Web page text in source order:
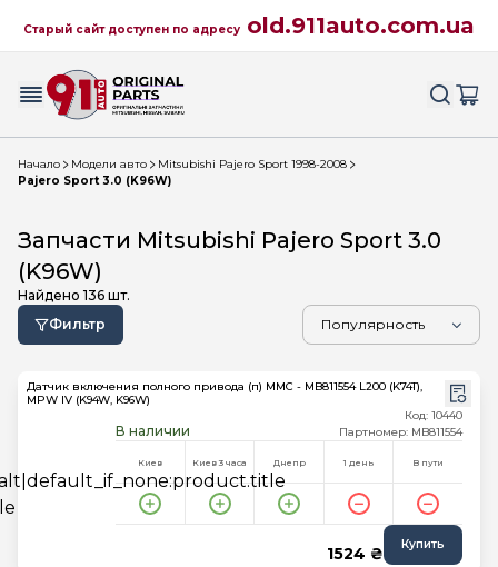
Старый сайт доступен по адресу old.911auto.com.ua
Начало Модели авто
Mitsubishi Pajero Sport 1998-2008
Pajero Sport 3.0 (K96W)
Запчасти Mitsubishi Pajero Sport 3.0
(K96W)
Найдено 136 шт.
Фильтр
Датчик включения полного привода (п) MMC - MB811554 L200 (K74T),
MPW IV (K94W, K96W)
В наличии
Код: 10440
Партномер: MB811554
Киев Киев 3 часа Днепр 1 день В пути
1524 ₴ Купить